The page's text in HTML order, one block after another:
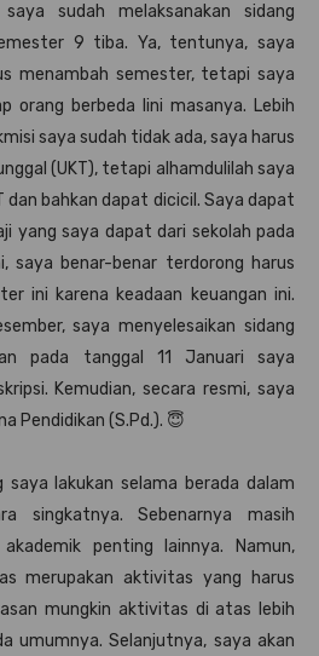
sudah melaksanakan sidang
9 tiba. Ya, tentunya, saya
menambah semester, tetapi saya
orang berbeda lini masanya. Lebih
saya sudah tidak ada, saya harus
(UKT), tetapi alhamdulilah saya
dan bahkan dapat dicicil. Saya dapat
yang saya dapat dari sekolah pada
saya benar-benar terdorong harus
ini karena keadaan keuangan ini.
saya menyelesaikan sidang
pada tanggal 11 Januari saya
Kemudian, secara resmi, saya
Pendidikan (S.Pd.). 😇
saya lakukan selama berada dalam
singkatnya. Sebenarnya masih
penting lainnya. Namun,
merupakan aktivitas yang harus
mungkin aktivitas di atas lebih
umumnya. Selanjutnya, saya akan